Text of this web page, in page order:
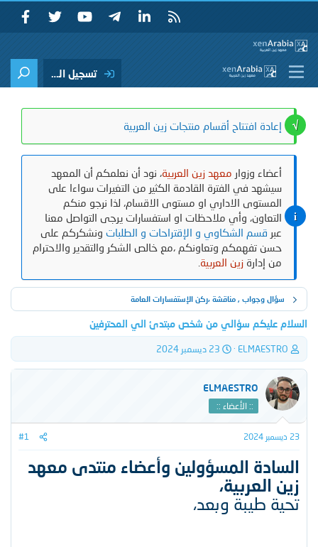
تسجيل الدخول
إعادة افتتاح أقسام منتجات زين العربية
أعضاء وزوار معهد زين العربية، نود أن نعلمكم أن المعهد
سيشهد في الفترة القادمة الكثير من التغيرات سواءا على
المستوى الاداري او مستوى الاقسام، لذا نرجو منكم
التعاون، وأي ملاحظات او استفسارات يرجى التواصل معنا
عبر قسم الشكاوي و الإقتراحات و الطلبات ونشكركم على
حسن تفهمكم وتعاونكم ،مع خالص الشكر والتقدير والاحترام
من إدارةزين العربية
سؤال وجواب , مناقشة ،ركن الإستفسارات العامة
السلام عليكم سؤالي من شخص مبتدئ الي المحترفين
ب
ا
د
ئ
ا
ل
م
و
ض
و
ع
ELMAESTRO
ت
ا
ي
خ
ا
ل
د
ء
23 ديسمبر 2024
ELMAESTRO
:: الأعضاء ::
23 ديسمبر 2024 #1
السادة المسؤولين وأعضاء منتدى معهد
زين العربية،
تحية طيبة وبعد،​